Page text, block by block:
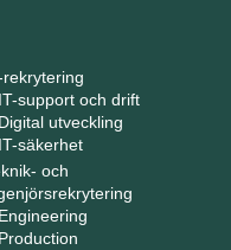
rekrytering
IT-support och drift
Digital utveckling
IT-säkerhet
och
Engineering
Production